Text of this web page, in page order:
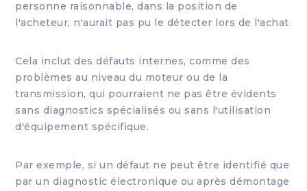
personne raisonnable, dans la position de
l'acheteur, n'aurait pas pu le détecter lors de l'achat.
Cela inclut des défauts internes, comme des
problèmes au niveau du moteur ou de la
transmission, qui pourraient ne pas être évidents
sans diagnostics spécialisés ou sans l'utilisation
d'équipement spécifique.
Par exemple, si un défaut ne peut être identifié que
par un diagnostic électronique ou après démontage